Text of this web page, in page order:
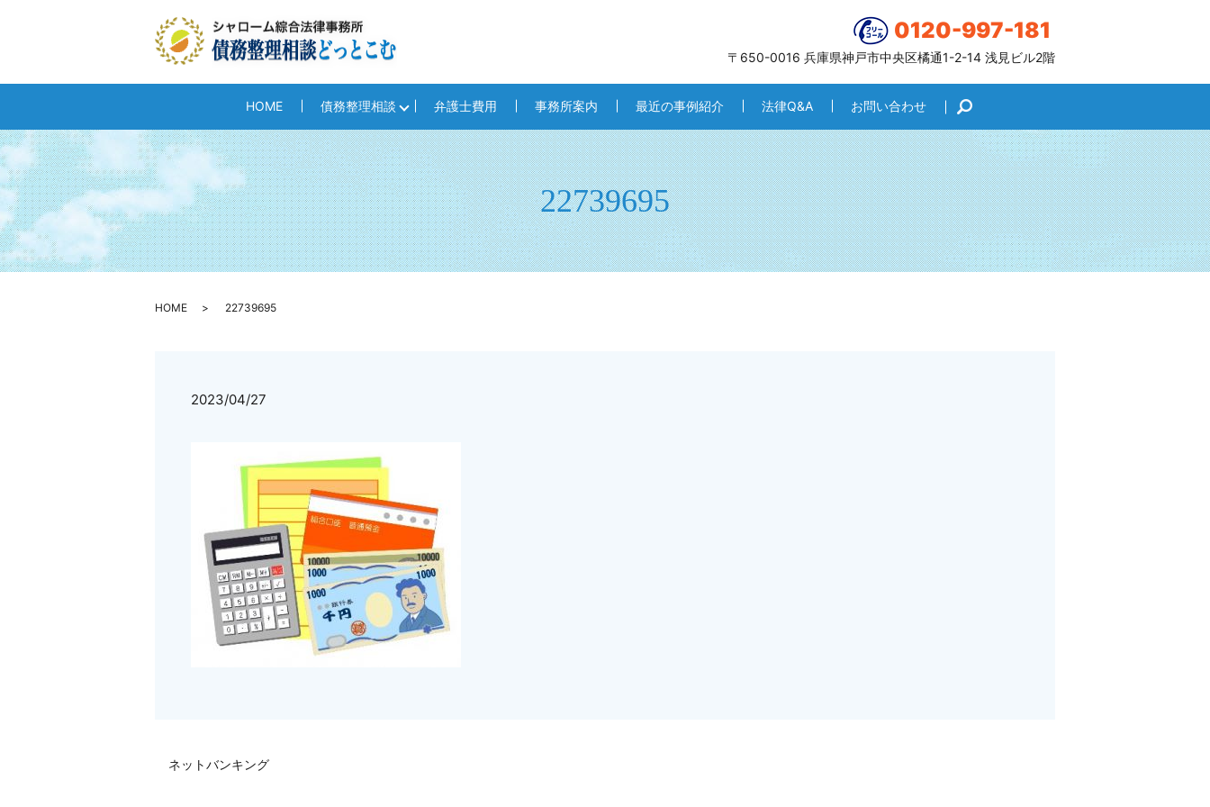
0120-997-181
〒650-0016 兵庫県神戸市中央区橘通1-2-14 浅見ビル2階
HOME 債務整理相談 弁護士費用 事務所案内 最近の事例紹介 法律Q&A お問い合わせ search
22739695
HOME 22739695
2023/04/27
ネットバンキング